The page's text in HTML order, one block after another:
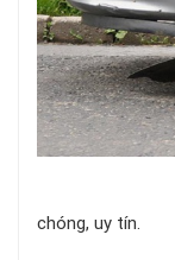
Cứu
chóng, uy tín.